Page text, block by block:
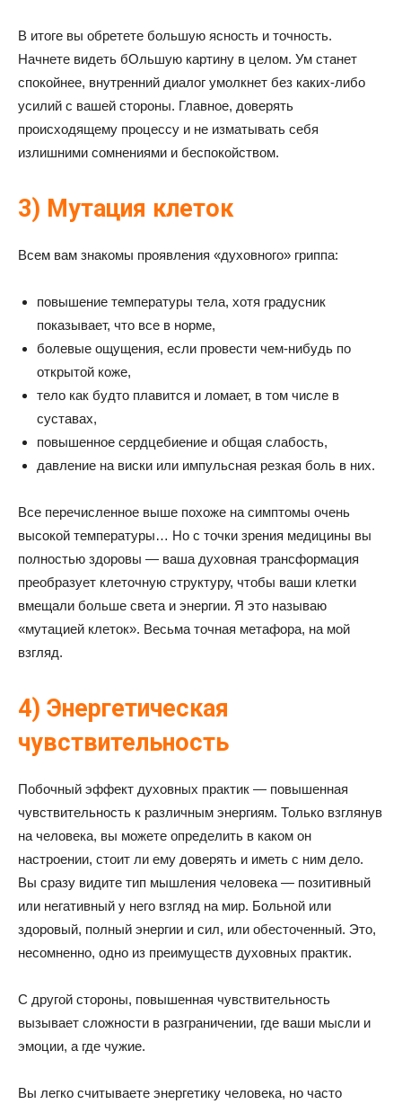
В итоге вы обретете большую ясность и точность.
Начнете видеть бОльшую картину в целом. Ум станет
спокойнее, внутренний диалог умолкнет без каких-либо
усилий с вашей стороны. Главное, доверять
происходящему процессу и не изматывать себя
излишними сомнениями и беспокойством.
3) Мутация клеток
Всем вам знакомы проявления «духовного» гриппа:
повышение температуры тела, хотя градусник
показывает, что все в норме,
болевые ощущения, если провести чем-нибудь по
открытой коже,
тело как будто плавится и ломает, в том числе в
суставах,
повышенное сердцебиение и общая слабость,
давление на виски или импульсная резкая боль в них.
Все перечисленное выше похоже на симптомы очень
высокой температуры… Но с точки зрения медицины вы
полностью здоровы — ваша духовная трансформация
преобразует клеточную структуру, чтобы ваши клетки
вмещали больше света и энергии. Я это называю
«мутацией клеток». Весьма точная метафора, на мой
взгляд.
4) Энергетическая
чувствительность
Побочный эффект духовных практик — повышенная
чувствительность к различным энергиям. Только взглянув
на человека, вы можете определить в каком он
настроении, стоит ли ему доверять и иметь с ним дело.
Вы сразу видите тип мышления человека — позитивный
или негативный у него взгляд на мир. Больной или
здоровый, полный энергии и сил, или обесточенный. Это,
несомненно, одно из преимуществ духовных практик.
С другой стороны, повышенная чувствительность
вызывает сложности в разграничении, где ваши мысли и
эмоции, а где чужие.
Вы легко считываете энергетику человека, но часто